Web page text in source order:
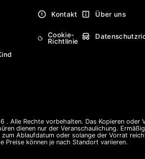
Kontakt Über uns
Cookie-
Richtlinie
. Alle Rechte vorbehalten. Das Kopieren
dienen nur der Veranschaulichung.
Ablaufdatum oder solange der Vorrat
Preise können je nach Standort variieren.